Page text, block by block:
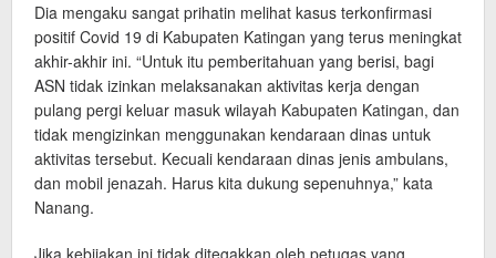
Dia mengaku sangat prihatin melihat kasus terkonfirmasi
positif Covid 19 di Kabupaten Katingan yang terus meningkat
akhir-akhir ini. “Untuk itu pemberitahuan yang berisi, bagi
ASN tidak izinkan melaksanakan aktivitas kerja dengan
pulang pergi keluar masuk wilayah Kabupaten Katingan, dan
tidak mengizinkan menggunakan kendaraan dinas untuk
aktivitas tersebut. Kecuali kendaraan dinas jenis ambulans,
dan mobil jenazah. Harus kita dukung sepenuhnya,” kata
Nanang.